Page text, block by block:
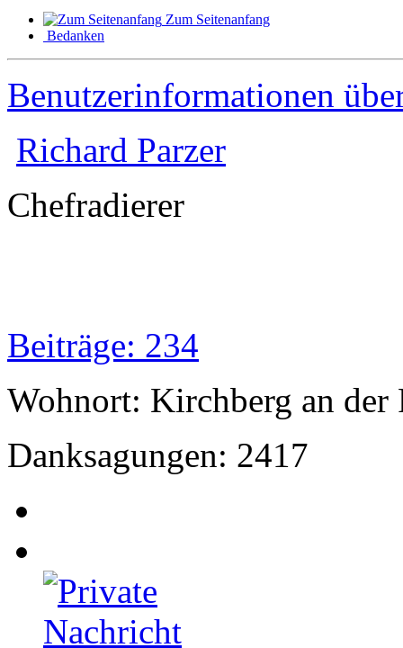
Zum Seitenanfang
Bedanken
Benutzerinformationen
Richard Parzer
Chefradierer
Beiträge: 234
Wohnort: Kirchberg an der
Danksagungen: 2417